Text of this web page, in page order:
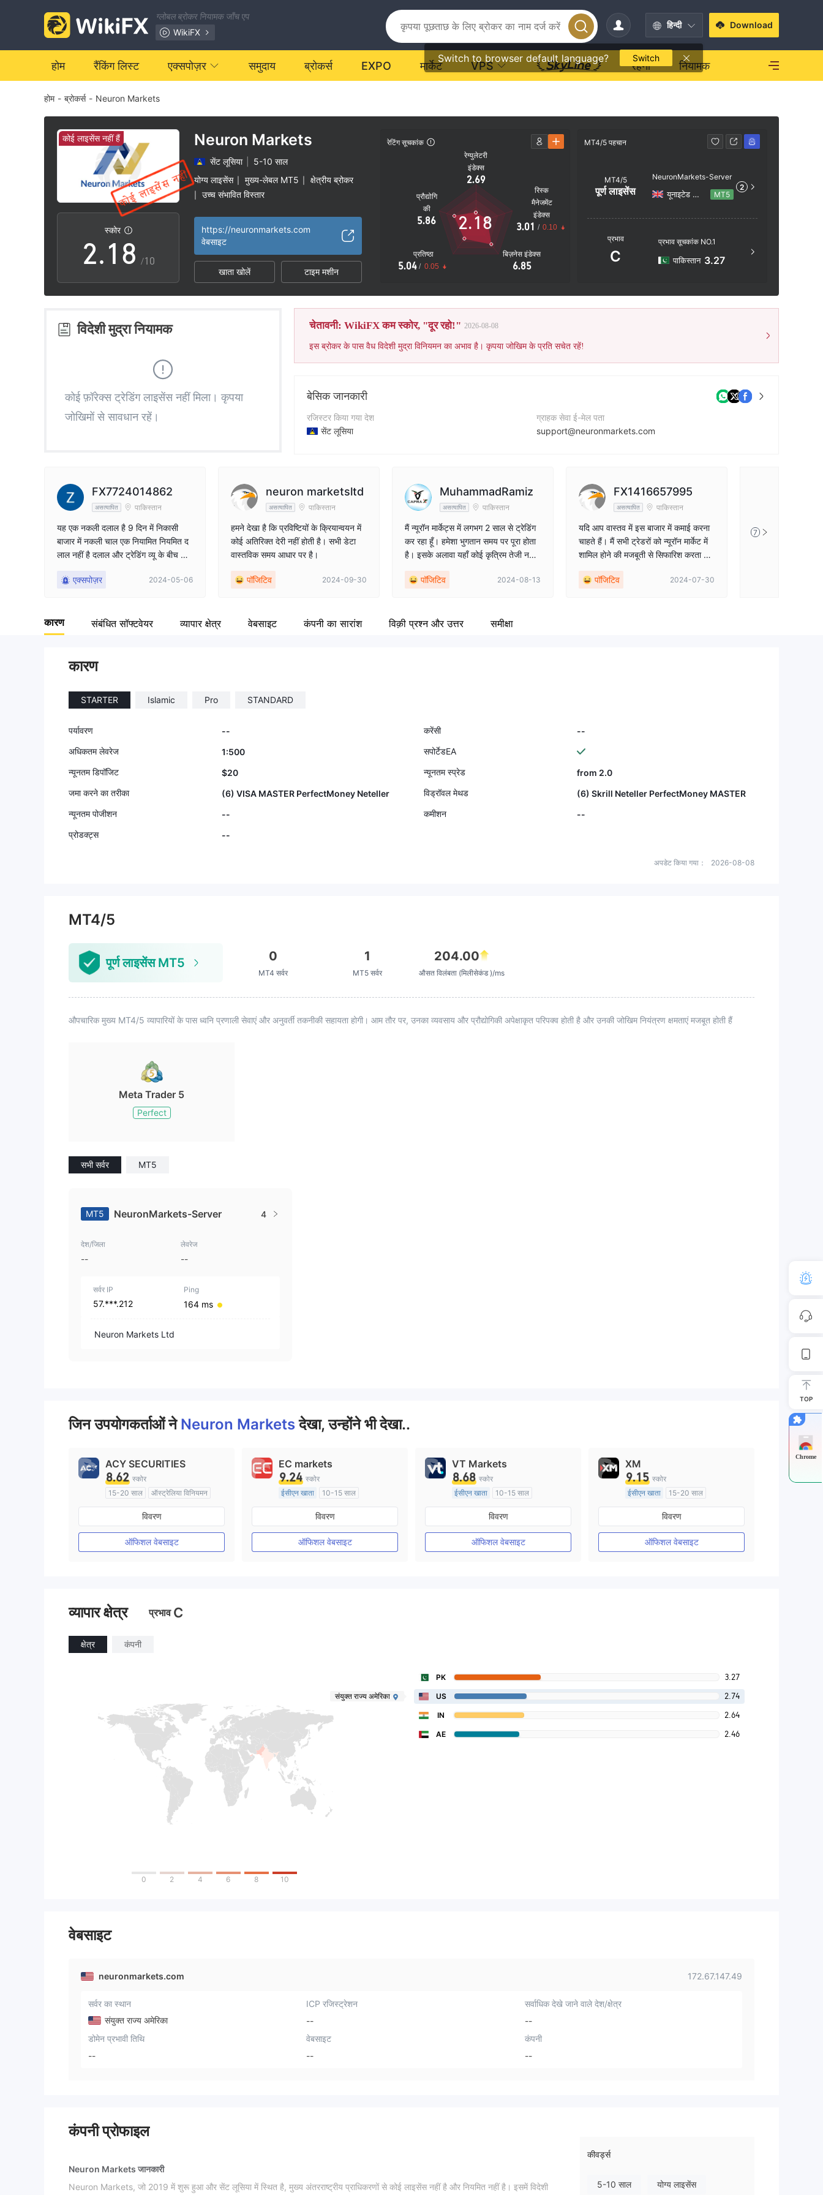
ग्लोबल ब्रोकर नियामक जाँच एप
WikiFX
हिन्दी
Switch to browser default language? Switch
Download
होम रैंकिंग लिस्ट एक्सपोज़र समुदाय ब्रोकर्स EXPO मार्केट VPS रहना नियामक
होम - ब्रोकर्स - Neuron Markets
कोई लाइसेंस नहीं हैं
स्कोर
0
1
2
3
4
6
7
9
.
0
1
2
3
5
6
8
9
2
3
4
5
6
7
8
9
/10
Neuron Markets
सेंट लूसिया
5-10 साल
योग्य लाइसेंस
मुख्य-लेबल MT5 क्षेत्रीय ब्रोकर
उच्च संभावित विस्तार
https://neuronmarkets.com
वेबसाइट
खाता खोलें टाइम मशीन
रेटिंग सूचकांक
रेग्युलेटरी
इंडेक्स
2.69
प्रौद्योगि
की
5.86
प्रतिष्ठा
5.04 / 0.05
बिज़नेस इंडेक्स
6.85
रिस्क
मैनेजमेंट
इंडेक्स
3.01 / 0.10
2.18
MT4/5 पहचान
MT4/5
पूर्ण लाइसेंस
NeuronMarkets-Server
यूनाइटेड किंगडम MT5
2
प्रभाव
C
प्रभाव सूचकांक NO.1
पाकिस्तान 3.27
विदेशी मुद्रा नियामक
कोई फ़ॉरेक्स ट्रेडिंग लाइसेंस नहीं मिला। कृपया
जोखिमों से सावधान रहें।
चेतावनी: WikiFX कम स्कोर, "दूर रहो!" 2026-08-08
इस ब्रोकर के पास वैध विदेशी मुद्रा विनियमन का अभाव है। कृपया जोखिम के प्रति सचेत रहें!
बेसिक जानकारी
रजिस्टर किया गया देश
सेंट लूसिया
कंपनी का नाम
Neuron Markets Ltd
ग्राहक सेवा ई-मेल पता
support@neuronmarkets.com
कंपनी की वेबसाइट
https://neuronmarkets.com
FX7724014862
असत्यापित पाकिस्तान
यह एक नकली दलाल है 9 दिन में निकासी
बाजार में नकली चाल एक नियामित नियमित द
लाल नहीं है दलाल और ट्रेडिंग व्यू के बीच अंत
जांच करेंएक्सपोज़र 2024-05-06
neuron marketsltd
असत्यापित पाकिस्तान
हमने देखा है कि प्रविष्टियों के क्रियान्वयन में
कोई अतिरिक्त देरी नहीं होती है। सभी डेटा
वास्तविक समय आधार पर है।
पॉजिटिव 2024-09-30
MuhammadRamiz
असत्यापित पाकिस्तान
मैं न्यूरॉन मार्केट्स में लगभग 2 साल से ट्रेडिंग
कर रहा हूँ। हमेशा भुगतान समय पर पूरा होता
है। इसके अलावा यहाँ कोई कृत्रिम तेजी नहीं
बोर्ड से देख सकते हैं।
पॉजिटिव 2024-08-13
FX1416657995
असत्यापित पाकिस्तान
यदि आप वास्तव में इस बाजार में कमाई करना
चाहते हैं। मैं सभी ट्रेडरों को न्यूरॉन मार्केट में
शामिल होने की मजबूती से सिफारिश करता हूँ।
फॉरेक्स के मूल और उन्नत बारे में मुफ्त शिक्षा
पॉजिटिव 2024-07-30
7
कारण संबंधित सॉफ्टवेयर व्यापार क्षेत्र वेबसाइट कंपनी का सारांश विक़ी प्रश्न और उत्तर समीक्षा
कारण
STARTER Islamic Pro STANDARD
पर्यावरण -- करेंसी
--
अधिकतम लेवरेज
1:500
सपोर्टेडEA
न्यूनतम डिपॉजिट
$20 न्यूनतम स्प्रेड
from 2.0
जमा करने का तरीका
(6) VISA MASTER PerfectMoney Neteller विड्रॉवल मेथड
(6) Skrill Neteller PerfectMoney MASTER
न्यूनतम पोजीशन
-- कमीशन
--
प्रोडक्ट्स
--
अपडेट किया गया： 2026-08-08
MT4/5
पूर्ण लाइसेंस MT5 0
MT4 सर्वर
1
MT5 सर्वर
204.00
औसत विलंबता (मिलीसेकंड )/ms
औपचारिक मुख्य MT4/5 व्यापारियों के पास ध्वनि प्रणाली सेवाएं और अनुवर्ती तकनीकी सहायता होगी। आम तौर पर, उनका व्यवसाय और प्रौद्योगिकी अपेक्षाकृत परिपक्व होती है और उनकी जोखिम नियंत्रण क्षमताएं मजबूत होती हैं
Meta Trader 5
Perfect
सभी सर्वर MT5
MT5 NeuronMarkets-Server 4
देश/जिला
--
लेवरेज
--
सर्वर IP
57.***.212
Ping
164 ms
Neuron Markets Ltd
जिन उपयोगकर्ताओं ने Neuron Marketsदेखा, उन्होंने भी देखा..
ACY SECURITIES
8.62 स्कोर
15-20 साल
ऑस्ट्रेलिया विनियमन
मार्केट मेकिंग (एमएम)
मुख्य-लेबल MT4
विवरण
ऑफिशल वेबसाइट
EC markets
9.24 स्कोर
ईसीएन खाता
10-15 साल
ऑस्ट्रेलिया विनियमन
मार्केट मेकिंग (एमएम)
मुख्य-लेबल MT4
विवरण
ऑफिशल वेबसाइट
VT Markets
8.68 स्कोर
ईसीएन खाता
10-15 साल
ऑस्ट्रेलिया विनियमन
मार्केट मेकिंग (एमएम)
मुख्य-लेबल MT4
विवरण
ऑफिशल वेबसाइट
XM
9.15 स्कोर
ईसीएन खाता
15-20 साल
ऑस्ट्रेलिया विनियमन
मार्केट मेकिंग (एमएम)
मुख्य-लेबल MT4
विवरण
ऑफिशल वेबसाइट
व्यापार क्षेत्र प्रभाव C
क्षेत्र कंपनी
0 2 4 6 8 10
PK 3.27
संयुक्त राज्य अमेरिका US 2.74
IN 2.64
AE 2.46
वेबसाइट
neuronmarkets.com 172.67.147.49
सर्वर का स्थान
संयुक्त राज्य अमेरिका
ICP रजिस्ट्रेशन
--
सर्वाधिक देखे जाने वाले देश/क्षेत्र
--
डोमेन प्रभावी तिथि
--
वेबसाइट
--
कंपनी
--
कंपनी प्रोफाइल
Neuron Markets जानकारी
Neuron Markets, जो 2019 में शुरू हुआ और सेंट लूसिया में स्थित है, मुख्य अंतरराष्ट्रीय प्राधिकरणों से कोई लाइसेंस नहीं है और नियमित नहीं है। इसमें विदेशी
कीवर्ड्स
5-10 साल योग्य लाइसेंस
TOP
Chrome